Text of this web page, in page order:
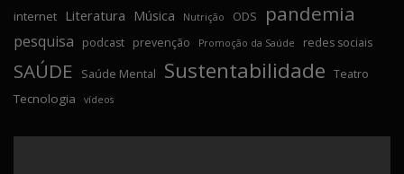
internet Literatura Música Nutrição ODS pandemia
pesquisa podcast prevenção Promoção da Saúde redes sociais
SAÚDE Saúde Mental Sustentabilidade Teatro
Tecnologia vídeos